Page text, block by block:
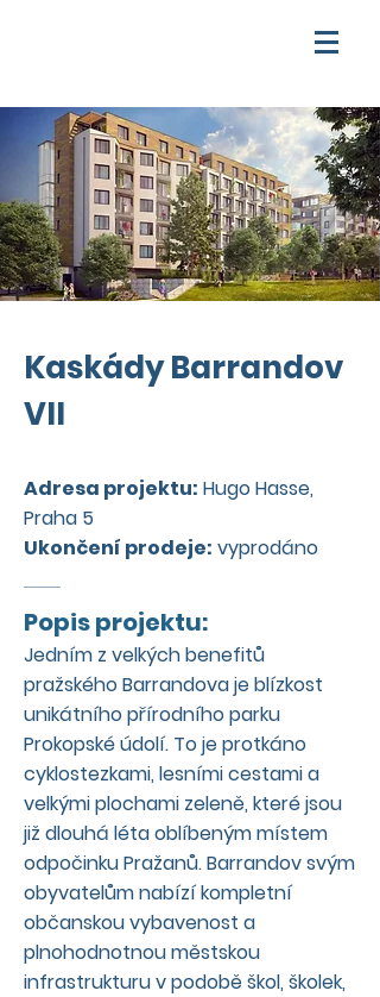
Kaskády Barrandov
VII
Adresa projektu: Hugo Hasse,
Praha 5
Ukončení prodeje: vyprodáno
Popis projektu:
Jedním z velkých benefitů
pražského Barrandova je blízkost
unikátního přírodního parku
Prokopské údolí. To je protkáno
cyklostezkami, lesními cestami a
velkými plochami zeleně, které jsou
již dlouhá léta oblíbeným místem
odpočinku Pražanů. Barrandov svým
obyvatelům nabízí kompletní
občanskou vybavenost a
plnohodnotnou městskou
infrastrukturu v podobě škol, školek,